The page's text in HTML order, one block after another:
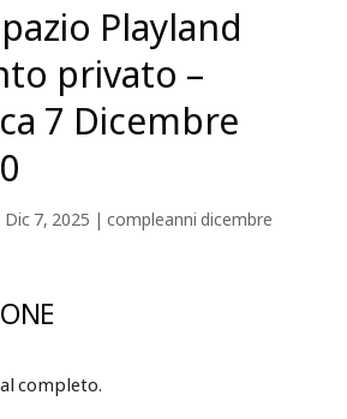
Playland
privato –
7 Dicembre
Dic 7, 2025 | compleanni dicembre
completo.